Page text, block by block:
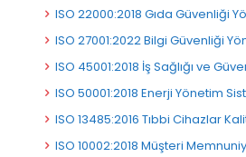
ISO 22000:2018 Gıda Güvenliği
ISO 27001:2022 Bilgi Güvenliği
ISO 45001:2018 İş Sağlığı ve
ISO 50001:2018 Enerji Yönetim
ISO 13485:2016 Tıbbi Cihazlar
ISO 10002:2018 Müşteri